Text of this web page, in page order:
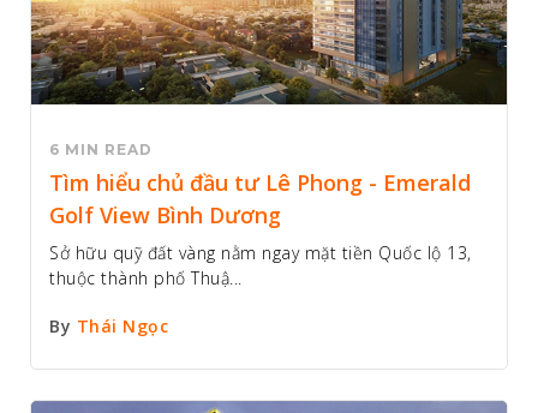
6 MIN READ
Tìm hiểu chủ đầu tư Lê Phong - Emerald
Golf View Bình Dương
Sở hữu quỹ đất vàng nằm ngay mặt tiền Quốc lộ 13,
thuộc thành phố Thuậ...
By Thái Ngọc